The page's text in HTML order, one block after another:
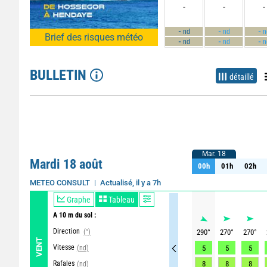
Brief des risques météo
-
-nd
-nd
-
- nd
- nd
-
-
-
BULLETIN détaillé
Mardi 18 août
METEO CONSULT Actualisé, il y a 7h
VENT
Graphe Tableau
A 10 m du sol :
Direction (°)
Vitesse (nd)
Rafales (nd)
Mar. 18
00h 01h 02h
Mar. 18
00h 01h 02h
290° 270° 270°
5
5 5
8
8 8